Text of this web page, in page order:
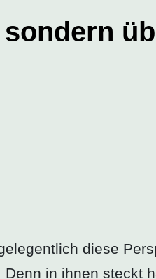
diese
in ihnen steckt